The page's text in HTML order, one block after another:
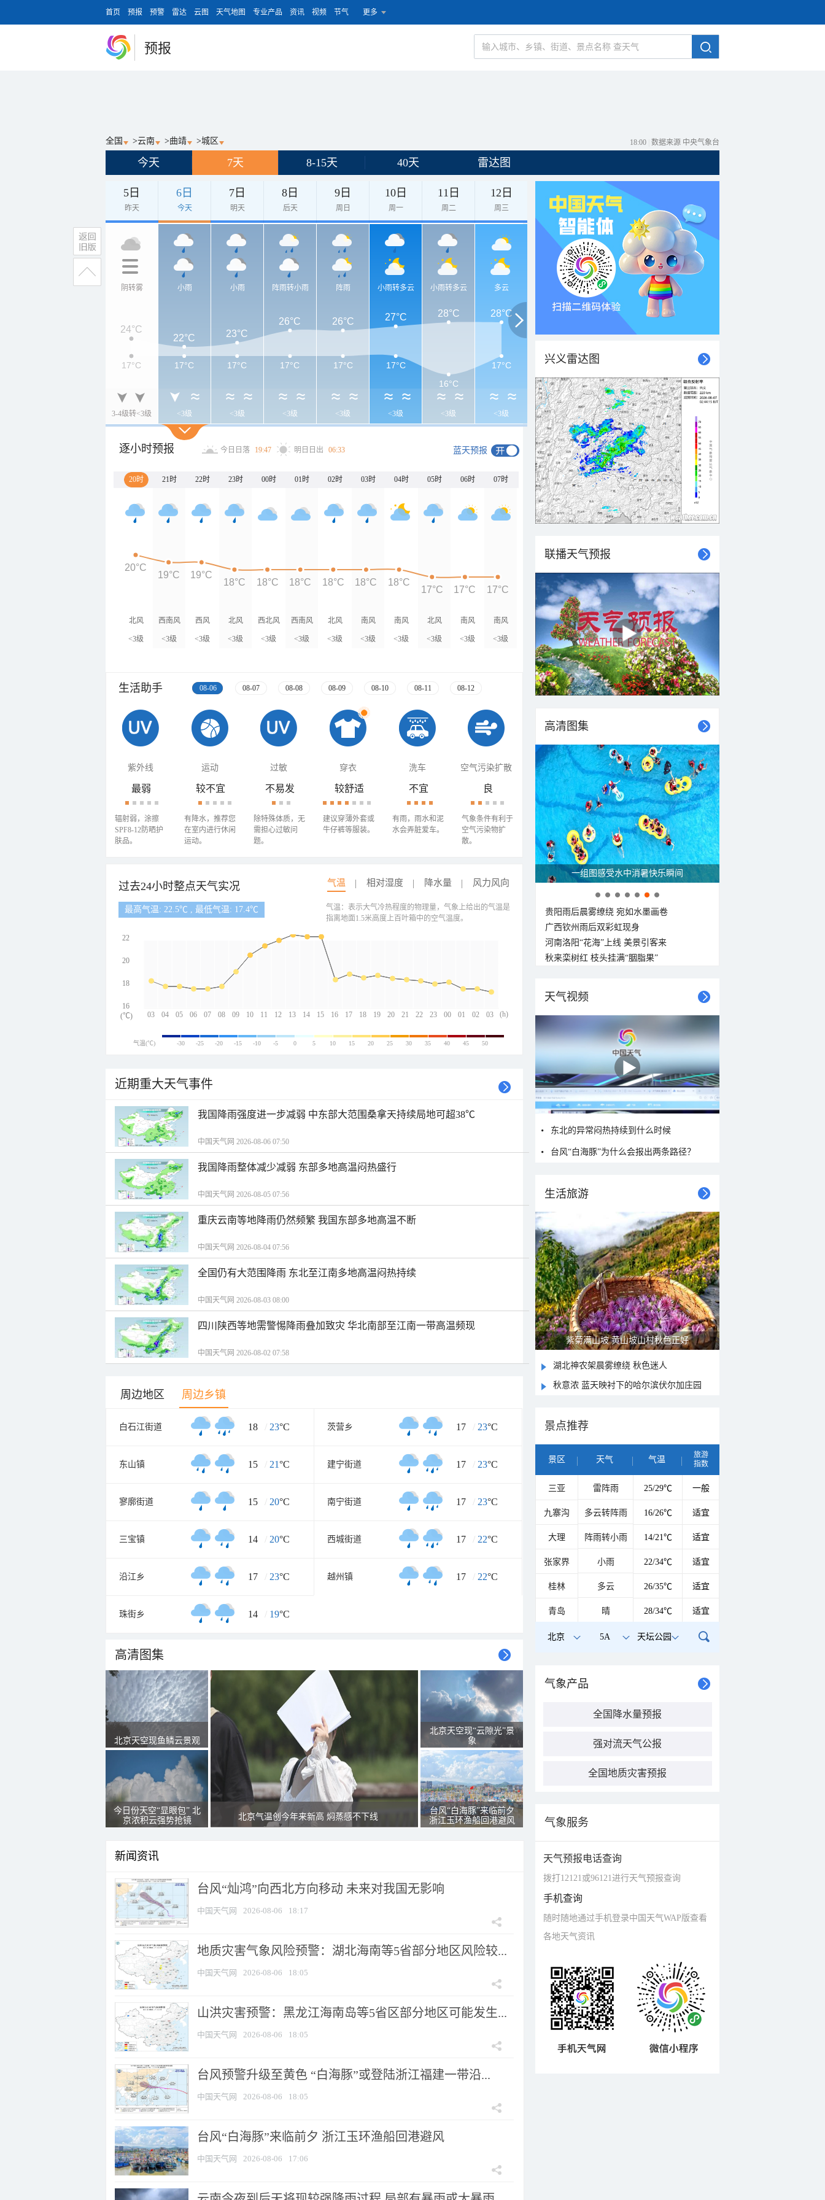
首页 预报 预警 雷达 云图 天气地图 专业产品 资讯 视频 节气 更多
预报
全国 >云南 >曲靖 >城区 18:00 数据来源 中央气象台
今天 7天 8-15天 40天 雷达图
5日
昨天
6日
今天
7日
明天
8日
后天
9日
周日
10日
周一
11日
周二
12日
周三
阴转雾
3-4级转<3级
小雨
<3级
小雨
<3级
阵雨转小雨
<3级
阵雨
<3级
小雨转多云
<3级
小雨转多云
<3级
多云
<3级
24°C
22°C 23°C
26°C 26°C 27°C 28°C 28°C
17°C 17°C 17°C 17°C 17°C
17°C
16°C
17°C
逐小时预报 今日日落 19:47 明日日出 06:33 蓝天预报
20时 21时 22时 23时 00时 01时 02时 03时 04时 05时 06时 07时
北风
<3级
西南风
<3级
西风
<3级
北风
<3级
西北风
<3级
西南风
<3级
北风
<3级
南风
<3级
南风
<3级
北风
<3级
南风
<3级
南风
<3级
20°C
19°C 19°C
18°C 18°C 18°C 18°C 18°C 18°C
17°C 17°C 17°C
生活助手 08-06 08-07 08-08 08-09 08-10 08-11 08-12
紫外线 运动 过敏 穿衣 洗车 空气污染扩散
最弱
辐射弱，涂擦
SPF8-12防晒护
肤品。
较不宜
有降水，推荐您
在室内进行休闲
运动。
不易发
除特殊体质，无
需担心过敏问
题。
较舒适
建议穿薄外套或
牛仔裤等服装。
不宜
有雨，雨水和泥
水会弄脏爱车。
良
气象条件有利于
空气污染物扩
散。
过去24小时整点天气实况 气温 相对湿度 降水量 风力风向
最高气温: 22.5℃ , 最低气温: 17.4℃
03 04 05 06 07 08 09 10 11 12 13 14 15 16 17 18 19 20 21 22 23 00 01 02 03
22
20
18
16
(h)
(℃)
气温：表示大气冷热程度的物理量，气象上给出的气温是
指离地面1.5米高度上百叶箱中的空气温度。
气温(℃) -30 -25 -20 -15 -10 -5 0 5 10 15 20 25 30 35 40 45 50
近期重大天气事件
我国降雨强度进一步减弱 中东部大范围桑拿天持续局地可超38℃
中国天气网 2026-08-06 07:50
我国降雨整体减少减弱 东部多地高温闷热盛行
中国天气网 2026-08-05 07:56
重庆云南等地降雨仍然频繁 我国东部多地高温不断
中国天气网 2026-08-04 07:56
全国仍有大范围降雨 东北至江南多地高温闷热持续
中国天气网 2026-08-03 08:00
四川陕西等地需警惕降雨叠加致灾 华北南部至江南一带高温频现
中国天气网 2026-08-02 07:58
周边地区 周边乡镇
白石江街道 18 / 23°C 茨营乡 17 / 23°C
东山镇 15 / 21°C 建宁街道 17 / 23°C
寥廓街道 15 / 20°C 南宁街道 17 / 23°C
三宝镇 14 / 20°C 西城街道 17 / 22°C
沿江乡 17 / 23°C 越州镇 17 / 22°C
珠街乡 14 / 19°C
高清图集
北京天空现鱼鳞云景观
今日份天空“显眼包” 北
京浓积云强势抢镜
北京气温创今年来新高 焖蒸感不下线
北京天空现“云隙光”景
象
台风“白海豚”来临前夕
浙江玉环渔船回港避风
新闻资讯
台风“灿鸿”向西北方向移动 未来对我国无影响
中国天气网 2026-08-06 18:17
地质灾害气象风险预警：湖北海南等5省部分地区风险较...
中国天气网 2026-08-06 18:05
山洪灾害预警：黑龙江海南岛等5省区部分地区可能发生...
中国天气网 2026-08-06 18:05
台风预警升级至黄色 “白海豚”或登陆浙江福建一带沿...
中国天气网 2026-08-06 18:05
台风“白海豚”来临前夕 浙江玉环渔船回港避风
中国天气网 2026-08-06 17:06
兴义雷达图
联播天气预报
高清图集
一组图感受水中消暑快乐瞬间
贵阳雨后晨雾缭绕 宛如水墨画卷
广西钦州雨后双彩虹现身
河南洛阳“花海”上线 美景引客来
秋来栾树红 枝头挂满“胭脂果”
天气视频
东北的异常闷热持续到什么时候
台风“白海豚”为什么会报出两条路径？
生活旅游
紫菊满山坡 黄山坡山村秋色正好
湖北神农架晨雾缭绕 秋色迷人
秋意浓 蓝天映衬下的哈尔滨伏尔加庄园
景点推荐
景区 天气 气温
旅游
指数
三亚 雷阵雨 25/29℃ 一般
九寨沟 多云转阵雨 16/26℃ 适宜
大理 阵雨转小雨 14/21℃ 适宜
张家界 小雨 22/34℃ 适宜
桂林 多云 26/35℃ 适宜
青岛 晴 28/34℃ 适宜
北京 5A 天坛公园
气象产品
全国降水量预报
强对流天气公报
全国地质灾害预报
气象服务
天气预报电话查询
拨打12121或96121进行天气预报查询
手机查询
随时随地通过手机登录中国天气WAP版查看
各地天气资讯